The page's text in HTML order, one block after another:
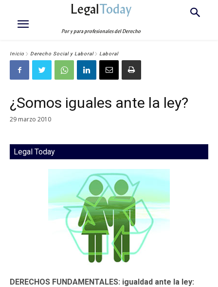
LegalToday
Por y para profesionales del Derecho
Inicio Derecho Social y Laboral Laboral
¿Somos iguales ante la ley?
29 marzo 2010
Legal Today
DERECHOS FUNDAMENTALES: igualdad ante la ley: